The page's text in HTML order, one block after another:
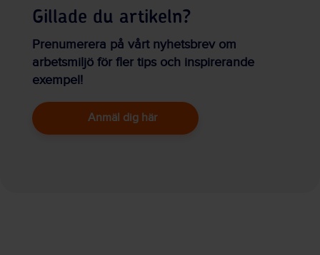
Gillade du artikeln?
Prenumerera på vårt nyhetsbrev om
arbetsmiljö för fler tips och inspirerande
exempel!
Anmäl dig här